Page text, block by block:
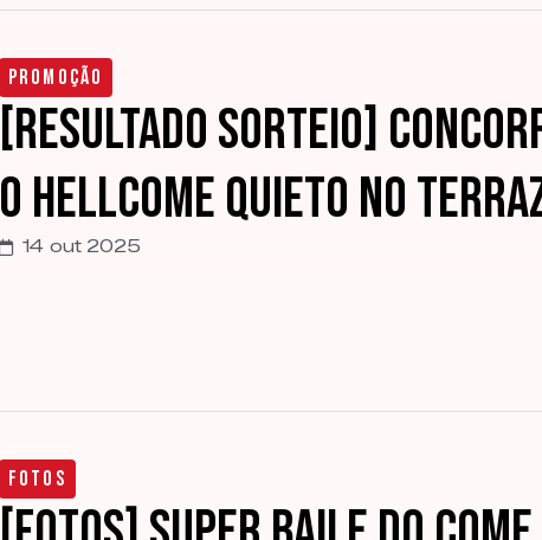
Promoção
[RESULTADO SORTEIO]
o HellCome Quieto no
14 out 2025
Fotos